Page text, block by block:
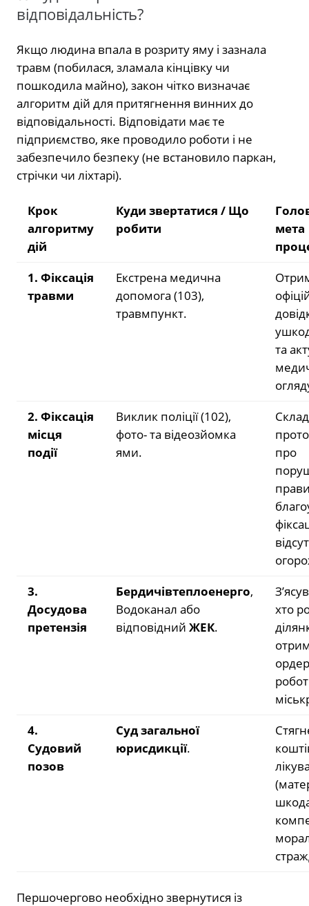
відповідальність?
Якщо людина впала в розриту яму і зазнала
травм (побилася, зламала кінцівку чи
пошкодила майно), закон чітко визначає
алгоритм дій для притягнення винних до
відповідальності. Відповідати має те
підприємство, яке проводило роботи і не
забезпечило безпеку (не встановило паркан,
стрічки чи ліхтарі).
Крок
алгоритму
дій
Куди звертатися / Що
робити
мета
1. Фіксація
травми
Екстрена медична
допомога (103),
травмпункт.
та
2. Фіксація
місця
події
Виклик поліції (102),
фото- та відеозйомка
ями.
про
3.
Досудова
претензія
Бердичівтеплоенерго,
Водоканал або
відповідний ЖЕК.
хто
4.
Судовий
позов
Суд загальної
юрисдикції.
Першочергово необхідно звернутися із